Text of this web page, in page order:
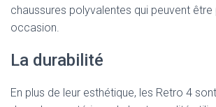
chaussures polyvalentes qui peuvent
occasion.
La durabilité
En plus de leur esthétique, les Retro 4